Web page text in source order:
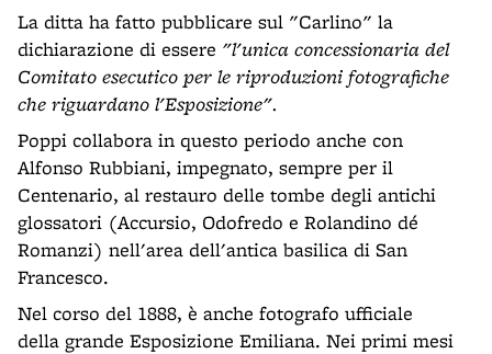
La ditta ha fatto pubblicare sul "Carlino" la
dichiarazione di essere "l'unica concessionaria del
Comitato esecutico per le riproduzioni fotografiche
che riguardano l'Esposizione".
Poppi collabora in questo periodo anche con
Alfonso Rubbiani, impegnato, sempre per il
Centenario, al restauro delle tombe degli antichi
glossatori (Accursio, Odofredo e Rolandino dé
Romanzi) nell'area dell'antica basilica di San
Francesco.
Nel corso del 1888, è anche fotografo ufficiale
della grande Esposizione Emiliana. Nei primi mesi